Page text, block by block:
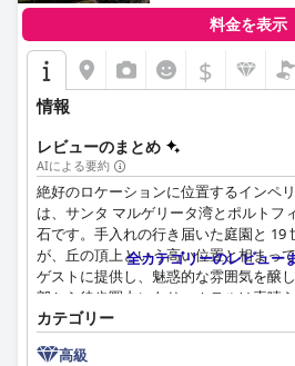
5つ星ホテルとしての地位を確立してい
のゲストはLHPホテル・サンタ・マル
真の5つ星基準に達していないと感じ
またはミッドレンジの4つ星体験に近
の雰囲気と豪華な要素は評価されてい
サスは、プレミアムな請求に見合うよ
を示しています。
要約すると、LHPホテル・サンタ・マ
は、その中心的なロケーション、清潔
タッフ、そして魅力的なスパで賞賛さ
は改善の余地があり、5つ星評価は議
テルは依然として思い出に残る快適な
料金を表示
$
情報
レビューのまとめ
AIによる要約
絶好のロケーションに位置するインペ
は、サンタ マルゲリータ湾とポルトフ
石です。手入れの行き届いた庭園と 19
が、丘の頂上という高い位置と相まっ
ゲストに提供し、魅惑的な雰囲気を醸
部から徒歩圏内にあり、ホテルは素晴
ティ、フレンドリーで親切なスタッフ
の向上により、絵のように美しい隠れ
全カテゴリーのレビュー
カテゴリー
高級